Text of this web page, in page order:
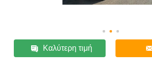
Καλύτερη τιμή